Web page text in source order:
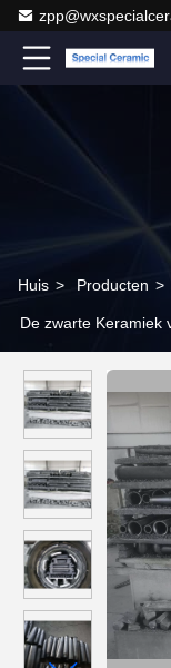
Huis > Producten >
De zwarte Keramiek